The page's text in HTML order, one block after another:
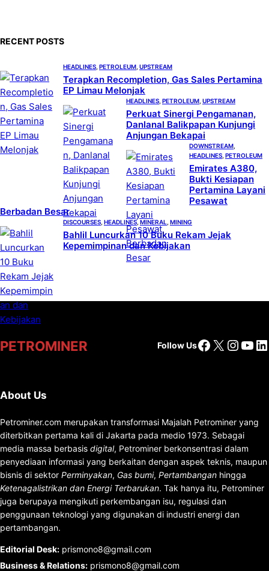
RECENT POSTS
HEADLINES PETROLEUM UPSTREAM
Terapkan Recompletion, Gas Sales Pertamina
EP Limau Melonjak
HEADLINES PETROLEUM UPSTREAM
Perkuat Sinergi Pengamanan,
Danlanal Balikpapan Kunjungi
Anjungan Bekapai
DOWNSTREAM
HEADLINES PETROLEUM
Emirates A380,
Bukti Kesiapan
Pertamina Layani
Pesawat
Berbadan Besar
DISCOURSES HEADLINES, MINERAL MINING
Bahlil Luncurkan 10 Buku Rekam Jejak
Kepemimpinan dan Kebijakan
PETROMINER Follow UsFacebook
X
About Us
Petrominer.com merupakan transformasi Majalah Petrominer yang
diterbitkan pertama kali di Jakarta pada medio 1973. Sebagai
media massa berbasis digital, Petrominer berkonsentrasi dalam
penyediaan informasi yang berkaitan dengan aspek teknis, maupun
bisnis di sektor Perminyakan, Gas bumi, Pertambangan hingga
Ketenagalistrikan dan Energi Terbarukan. Tak hanya itu, Petrominer
juga berupaya mengikuti perkembangan isu, regulasi dan
penggunaan teknologi yang digunakan di industri energi dan
pertambangan.
Editorial Desk: prismono8@gmail.com
Business & Relations: prismono8@gmail.com